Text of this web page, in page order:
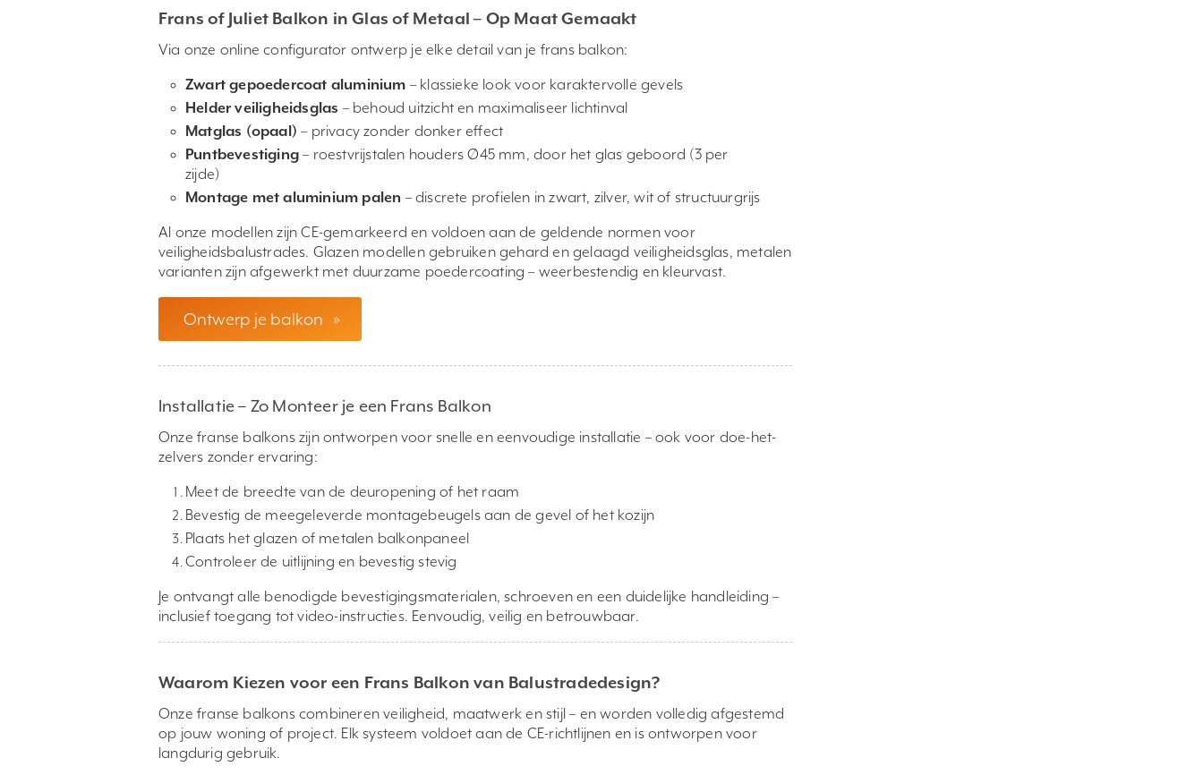
Frans of Juliet Balkon in Glas of Metaal – Op Maat Gemaakt
Via onze online configurator ontwerp je elke detail van je frans balkon:
Zwart gepoedercoat aluminium – klassieke look voor karaktervolle gevels
Helder veiligheidsglas – behoud uitzicht en maximaliseer lichtinval
Matglas (opaal) – privacy zonder donker effect
Puntbevestiging – roestvrijstalen houders Ø45 mm, door het glas geboord (3 per
zijde)
Montage met aluminium palen – discrete profielen in zwart, zilver, wit of structuurgrijs
Al onze modellen zijn CE-gemarkeerd en voldoen aan de geldende normen voor
veiligheidsbalustrades. Glazen modellen gebruiken gehard en gelaagd veiligheidsglas, metalen
varianten zijn afgewerkt met duurzame poedercoating – weerbestendig en kleurvast.
Ontwerp je balkon »
Installatie – Zo Monteer je een Frans Balkon
Onze franse balkons zijn ontworpen voor snelle en eenvoudige installatie – ook voor doe-het-
zelvers zonder ervaring:
Meet de breedte van de deuropening of het raam
Bevestig de meegeleverde montagebeugels aan de gevel of het kozijn
Plaats het glazen of metalen balkonpaneel
Controleer de uitlijning en bevestig stevig
Je ontvangt alle benodigde bevestigingsmaterialen, schroeven en een duidelijke handleiding –
inclusief toegang tot video-instructies. Eenvoudig, veilig en betrouwbaar.
Waarom Kiezen voor een Frans Balkon van Balustradedesign?
Onze franse balkons combineren veiligheid, maatwerk en stijl – en worden volledig afgestemd
op jouw woning of project. Elk systeem voldoet aan de CE-richtlijnen en is ontworpen voor
langdurig gebruik.